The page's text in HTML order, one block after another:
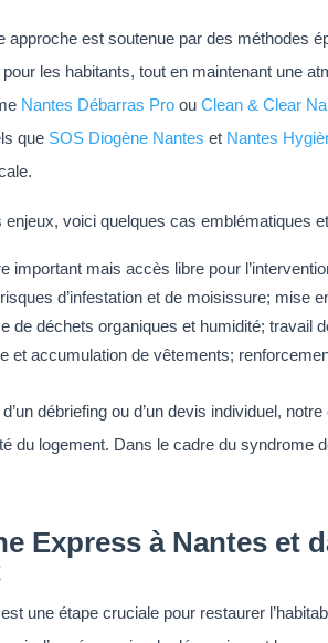
est soutenue par des méthodes
les habitants, tout en maintenant une
Nantes Débarras Pro ouClean & Clear
que SOS Diogène Nantes et Nantes
enjeux, voici quelques cas emblématiques
important mais accès libre pour
d’infestation et de moisissure; mise
de déchets organiques et humidité; travail
et accumulation de vêtements;
débriefing ou d’un devis individuel,
du logement. Dans le cadre du
Express à Nantes et
une étape cruciale pour restaurer